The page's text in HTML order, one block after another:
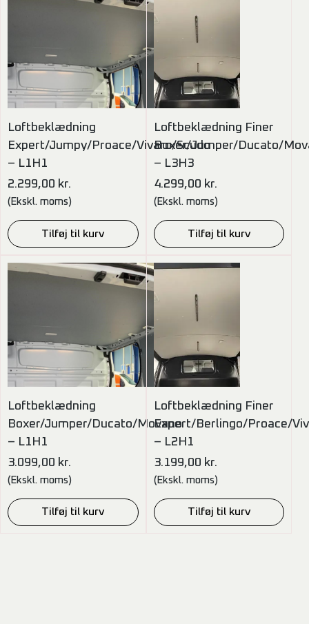
Loftbeklædning
Expert/Jumpy/Proace/Vivaro/Scudo
– L1H1
2.299,00 kr.
(Ekskl. moms)
Tilføj til kurv
Loftbeklædning Finer
Boxer/Jumper/Ducato/
– L3H3
4.299,00 kr.
(Ekskl. moms)
Tilføj til kurv
Loftbeklædning
Boxer/Jumper/Ducato/Movano
– L1H1
3.099,00 kr.
(Ekskl. moms)
Tilføj til kurv
Loftbeklædning Finer
Expert/Berlingo/Proace/
– L2H1
3.199,00 kr.
(Ekskl. moms)
Tilføj til kurv